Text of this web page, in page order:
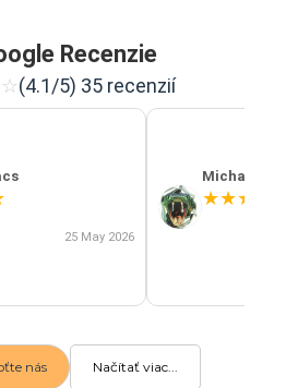
Recenzie
☆(4.1/5) 35 recenzií
25 May 2026
Michal Szabo
★★★
nás Načítať viac...